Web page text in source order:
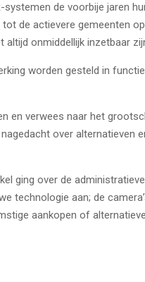
de voorbije jaren
de actievere gemeenten
altijd onmiddellijk inzetbaar
worden gesteld in
en verwees naar het
over alternatieven
ging over de
technologie aan; de
aankopen of